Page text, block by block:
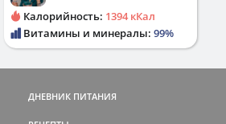
Калорийность: 1394 кКал
Витамины и минералы: 99%
ДНЕВНИК ПИТАНИЯ